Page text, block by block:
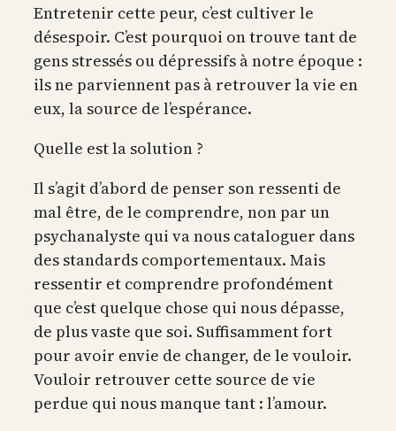
Entretenir cette peur, c’est cultiver le
désespoir. C’est pourquoi on trouve tant de
gens stressés ou dépressifs à notre époque :
ils ne parviennent pas à retrouver la vie en
eux, la source de l’espérance.
Quelle est la solution ?
Il s’agit d’abord de penser son ressenti de
mal être, de le comprendre, non par un
psychanalyste qui va nous cataloguer dans
des standards comportementaux. Mais
ressentir et comprendre profondément
que c’est quelque chose qui nous dépasse,
de plus vaste que soi. Suffisamment fort
pour avoir envie de changer, de le vouloir.
Vouloir retrouver cette source de vie
perdue qui nous manque tant : l’amour.